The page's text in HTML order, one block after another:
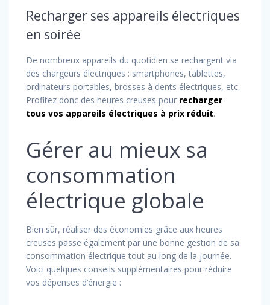
Recharger ses appareils électriques
en soirée
De nombreux appareils du quotidien se rechargent via
des chargeurs électriques : smartphones, tablettes,
ordinateurs portables, brosses à dents électriques, etc.
Profitez donc des heures creuses pour recharger
tous vos appareils électriques à prix réduit.
Gérer au mieux sa
consommation
électrique globale
Bien sûr, réaliser des économies grâce aux heures
creuses passe également par une bonne gestion de sa
consommation électrique tout au long de la journée.
Voici quelques conseils supplémentaires pour réduire
vos dépenses d’énergie :